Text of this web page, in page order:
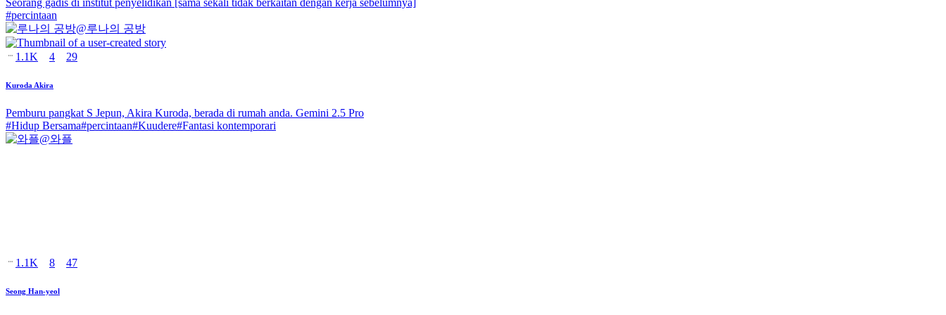
Seorang gadis di institut penyelidikan [sama sekali tidak berkaitan dengan kerja sebelumnya]
#percintaan
@루나의 공방
1.1K 4 29
Kuroda Akira
Pemburu pangkat S Jepun, Akira Kuroda, berada di rumah anda. Gemini 2.5 Pro
#Hidup Bersama#percintaan#Kuudere#Fantasi kontemporari
@와플
1.1K 8 47
Seong Han-yeol